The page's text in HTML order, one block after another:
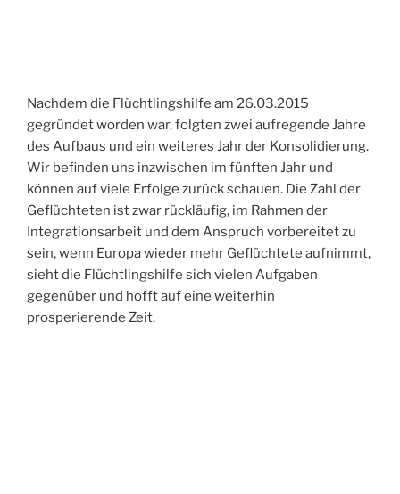
Nachdem die Flüchtlingshilfe am 26.03.2015
gegründet worden war, folgten zwei aufregende Jahre
des Aufbaus und ein weiteres Jahr der Konsolidierung.
Wir befinden uns inzwischen im fünften Jahr und
können auf viele Erfolge zurück schauen. Die Zahl der
Geflüchteten ist zwar rückläufig, im Rahmen der
Integrationsarbeit und dem Anspruch vorbereitet zu
sein, wenn Europa wieder mehr Geflüchtete aufnimmt,
sieht die Flüchtlingshilfe sich vielen Aufgaben
gegenüber und hofft auf eine weiterhin
prosperierende Zeit.